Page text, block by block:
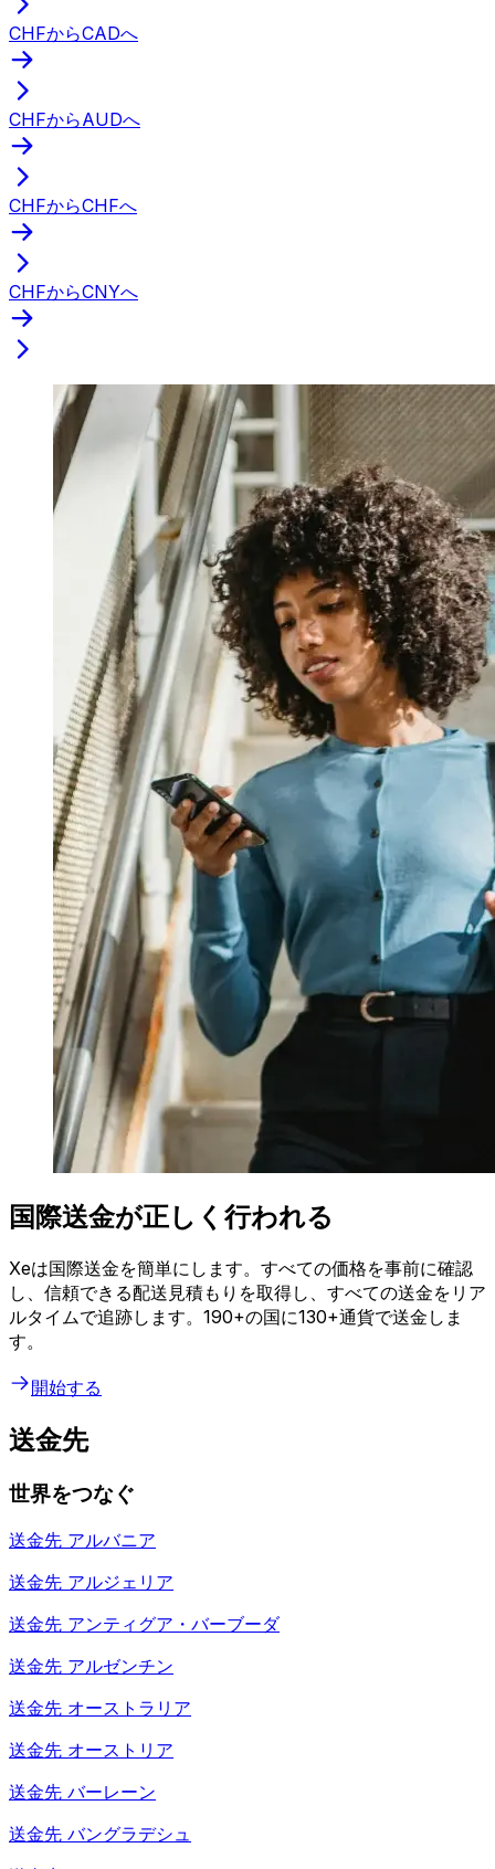
CHFからCADへ
CHFからAUDへ
CHFからCHFへ
CHFからCNYへ
国際送金が正しく行われる
Xeは国際送金を簡単にします。すべての価格を事前に確認
し、信頼できる配送見積もりを取得し、すべての送金をリア
ルタイムで追跡します。190+の国に130+通貨で送金しま
す。
開始する
送金先
世界をつなぐ
送金先 アルバニア
送金先 アルジェリア
送金先 アンティグア・バーブーダ
送金先 アルゼンチン
送金先 オーストラリア
送金先 オーストリア
送金先 バーレーン
送金先 バングラデシュ